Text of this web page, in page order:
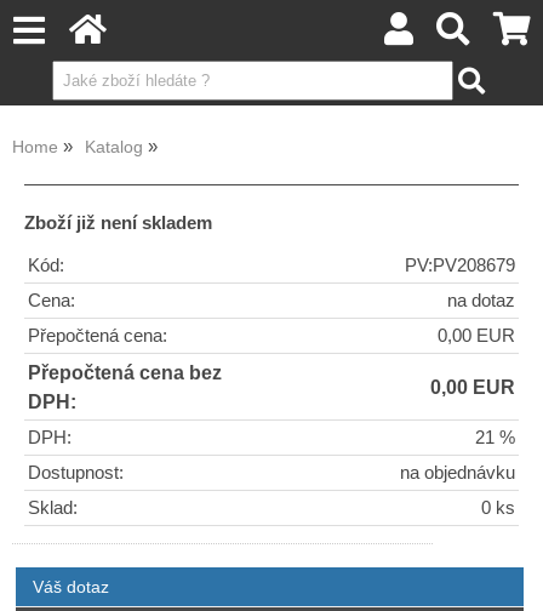
Home Katalog
Zboží již není skladem
Kód:
PV:PV208679
Cena:
na dotaz
Přepočtená cena:
0,00 EUR
Přepočtená cena bez
DPH:
0,00 EUR
DPH:
21 %
Dostupnost:
na objednávku
Sklad:
0 ks
Váš dotaz